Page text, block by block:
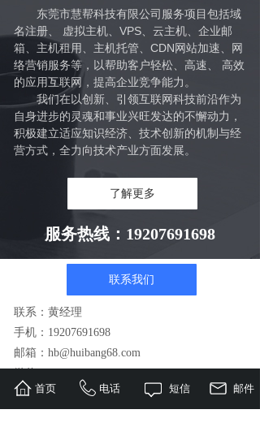
了解更多
东莞市慧帮科技有限公司服务项目包括域
名注册、 虚拟主机、VPS、云主机、企业邮
箱、主机租用、主机托管、CDN网站加速、网
络营销服务等，以帮助客户轻松、高速、 高效
的应用互联网，提高企业竞争能力。
我们在以创新、引领互联网科技前沿作为
自身进步的灵魂和事业兴旺发达的不懈动力，
积极建立适应知识经济、技术创新的机制与经
营方式，全力向技术产业方面发展。
服务热线：19207691698
联系我们
联系：黄经理
手机：19207691698
邮箱：hb@huibang68.com
地址：广东东莞市茶山镇站前路1038号209室
首页 电话 短信 邮件